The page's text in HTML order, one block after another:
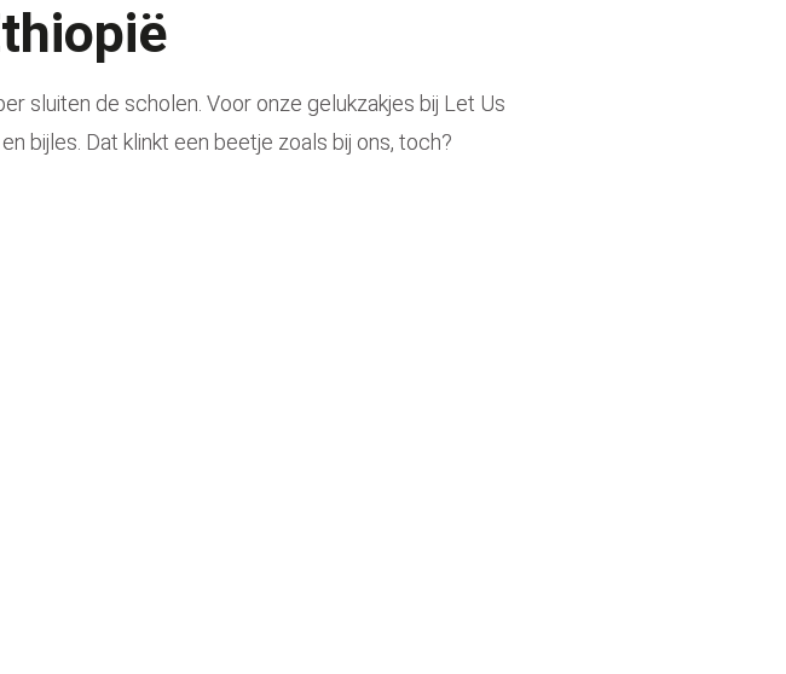
sluiten de scholen. Voor onze gelukzakjes bij Let Us
bijles. Dat klinkt een beetje zoals bij ons, toch?